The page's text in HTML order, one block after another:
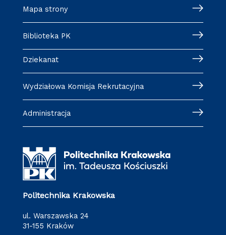
Mapa strony
Biblioteka PK
Dziekanat
Wydziałowa Komisja Rekrutacyjna
Administracja
Politechnika Krakowska
ul. Warszawska 24
31-155 Kraków